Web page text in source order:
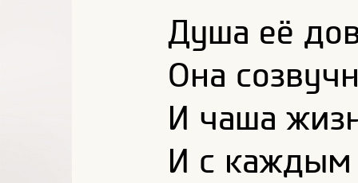
Душа её
Она
И чаша
И с каждым